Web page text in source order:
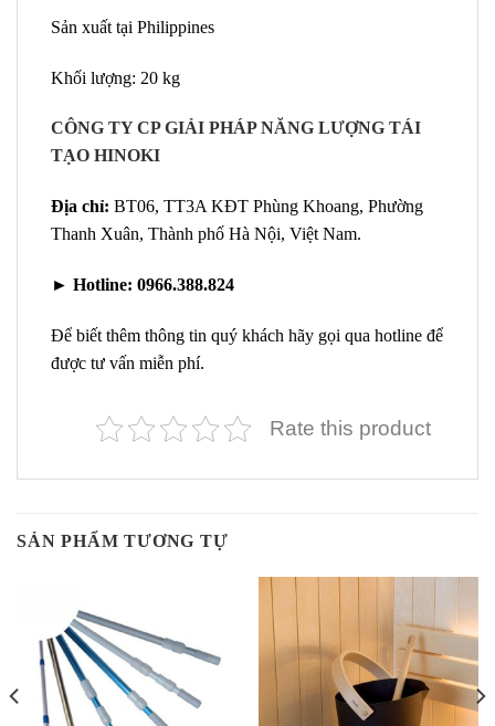
Sản xuất tại Philippines
Khối lượng: 20 kg
CÔNG TY CP GIẢI PHÁP NĂNG LƯỢNG TÁI
TẠO HINOKI
Địa chỉ: BT06, TT3A KĐT Phùng Khoang, Phường
Thanh Xuân, Thành phố Hà Nội, Việt Nam.
► Hotline: 0966.388.824
Để biết thêm thông tin quý khách hãy gọi qua hotline để
được tư vấn miễn phí.
Rate this product
SẢN PHẨM TƯƠNG TỰ